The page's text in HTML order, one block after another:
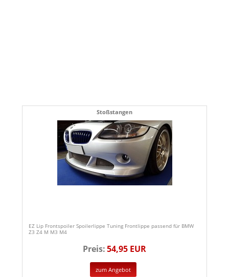
Stoßstangen
EZ Lip Frontspoiler Spoilerlippe Tuning Frontlippe passend für BMW
Z3 Z4 M M3 M4
Preis:54,95 EUR
zum Angebot